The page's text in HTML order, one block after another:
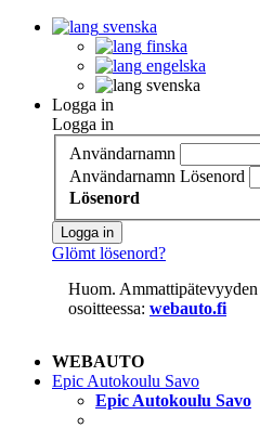
svenska
finska
engelska
svenska
Logga in
Logga in
Användarnamn
Användarnamn Lösenord
Lösenord
Logga in
Glömt lösenord?
Huom.
osoitteessa: webauto.fi
WEBAUTO
Epic Autokoulu Savo
Epic Autokoulu Savo